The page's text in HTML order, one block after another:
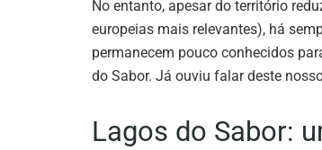
No entanto, apesar do território
europeias mais relevantes), há
permanecem pouco conhecidos
do Sabor. Já ouviu falar deste
Lagos do Sabor: